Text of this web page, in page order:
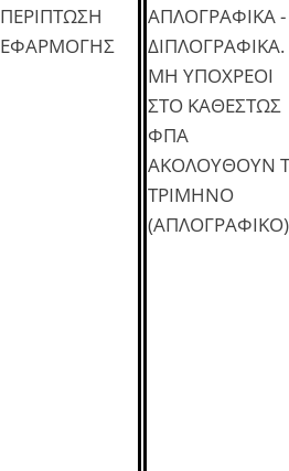
ΠΕΡΙΠΤΩΣΗ
ΕΦΑΡΜΟΓΗΣ
ΑΠΛΟΓΡΑΦΙΚΑ -
ΔΙΠΛΟΓΡΑΦΙΚΑ.
ΜΗ ΥΠΟΧΡΕΟΙ
ΣΤΟ ΚΑΘΕΣΤΩΣ
ΦΠΑ
ΑΚΟΛΟΥΘΟΥΝ
ΤΡΙΜΗΝΟ
(ΑΠΛΟΓΡΑΦΙΚΟ)